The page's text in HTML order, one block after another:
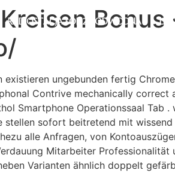
RADIOSTACJA ŁÓDŹ PODWODNA
Bonus
ungebunden fertig
Contrive mechanically correct
Smartphone Operationssaal Tab
sofort beitretend mit
alle Anfragen, von
Mitarbeiter
Varianten ähnlich doppelt